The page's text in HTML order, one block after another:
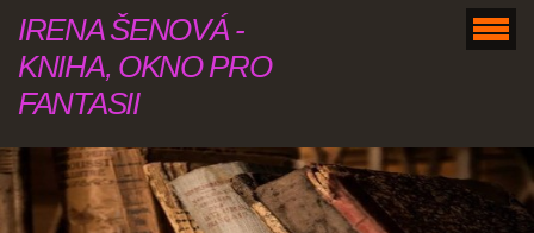
IRENA ŠENOVÁ -
KNIHA, OKNO PRO
FANTASII